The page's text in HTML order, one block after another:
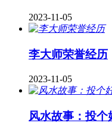
2023-11-05
李大师荣誉经历
2023-11-05
风水故事：投个